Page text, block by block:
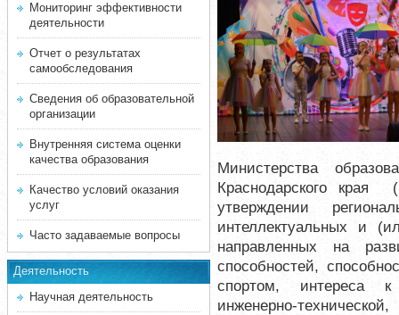
Мониторинг эффективности
деятельности
Отчет о результатах
самообследования
Сведения об образовательной
организации
Внутренняя система оценки
качества образования
Качество условий оказания
услуг
Часто задаваемые вопросы
Деятельность
Научная деятельность
Министерства
Краснодарского края (
утверждении
интеллектуальных и
направленных на
способностей,
спортом, интереса к
инженерно-